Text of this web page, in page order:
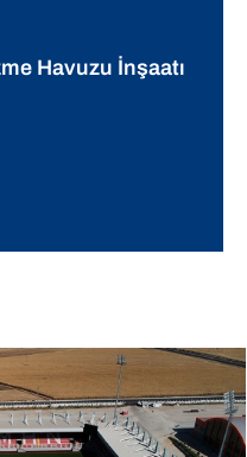
Havuzu İnşaatı